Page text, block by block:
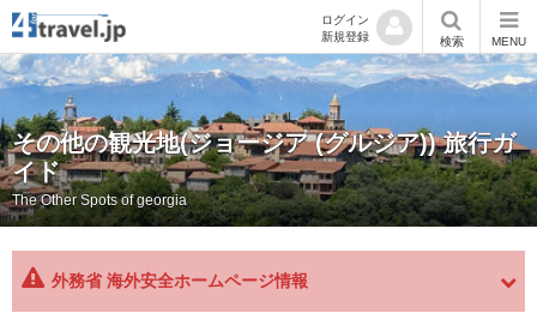
ログイン
新規登録
検索 MENU
その他の観光地(ジョージア (グルジア)) 旅行ガ
イド
The Other Spots of georgia
外務省 海外安全ホームページ情報